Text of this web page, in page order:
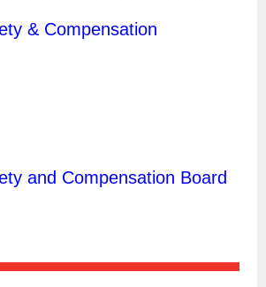
& Compensation
and Compensation Board